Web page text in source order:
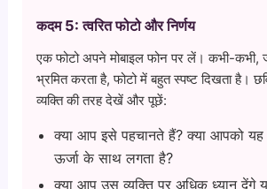
कदम 5: त्वरित फोटो और निर्णय
एक फोटो अपने मोबाइल फोन पर लें। कभी-कभी,
भ्रमित करता है, फोटो में बहुत स्पष्ट दिखता है।
व्यक्ति की तरह देखें और पूछें:
क्या आप इसे पहचानते हैं? क्या आपको
ऊर्जा के साथ लगता है?
क्या आप उस व्यक्ति पर अधिक ध्यान देंगे